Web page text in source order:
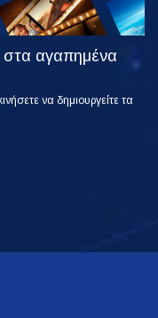
αγαπημένα
να δημιουργείτε τα